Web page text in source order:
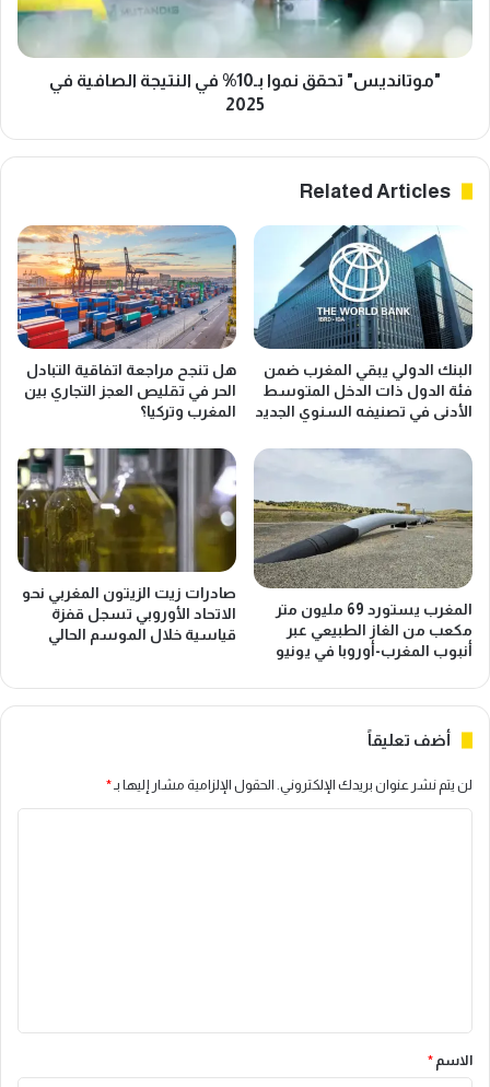
الصافية
في
2025
"موتانديس" تحقق نموا بـ10% في النتيجة الصافية في
2025
Related Articles
البنك الدولي يبقي المغرب ضمن
فئة الدول ذات الدخل المتوسط
الأدنى في تصنيفه السنوي الجديد
هل تنجح مراجعة اتفاقية التبادل
الحر في تقليص العجز التجاري بين
المغرب وتركيا؟
المغرب يستورد 69 مليون متر
مكعب من الغاز الطبيعي عبر
أنبوب المغرب-أوروبا في يونيو
صادرات زيت الزيتون المغربي نحو
الاتحاد الأوروبي تسجل قفزة
قياسية خلال الموسم الحالي
أضف تعليقاً
لن يتم نشر عنوان بريدك الإلكتروني. الحقول الإلزامية مشار إليها بـ*
*
الاسم *